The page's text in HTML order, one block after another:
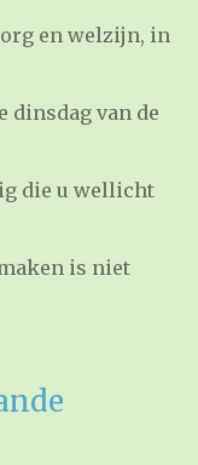
en welzijn, in
dinsdag van de
die u wellicht
is niet